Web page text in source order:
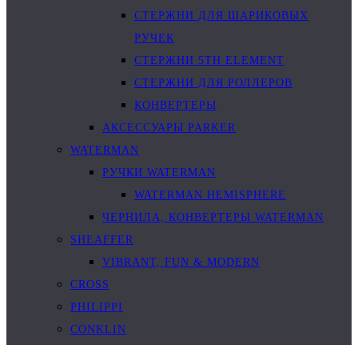
СТЕРЖНИ ДЛЯ ШАРИКОВЫХ
РУЧЕК
СТЕРЖНИ 5TH ELEMENT
СТЕРЖНИ ДЛЯ РОЛЛЕРОВ
КОНВЕРТЕРЫ
АКСЕССУАРЫ PARKER
WATERMAN
РУЧКИ WATERMAN
WATERMAN HEMISPHERE
ЧЕРНИЛА, КОНВЕРТЕРЫ WATERMAN
SHEAFFER
VIBRANT, FUN & MODERN
CROSS
PHILIPPI
CONKLIN